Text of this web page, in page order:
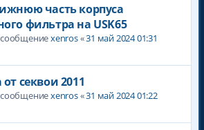
часть корпуса
фильтра на USK65
xenros«31 май 2024 01:31
секвои 2011
xenros«31 май 2024 01:22